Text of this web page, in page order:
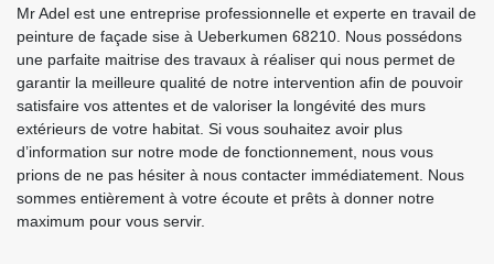
Mr Adel est une entreprise professionnelle et experte en travail de
peinture de façade sise à Ueberkumen 68210. Nous possédons
une parfaite maitrise des travaux à réaliser qui nous permet de
garantir la meilleure qualité de notre intervention afin de pouvoir
satisfaire vos attentes et de valoriser la longévité des murs
extérieurs de votre habitat. Si vous souhaitez avoir plus
d’information sur notre mode de fonctionnement, nous vous
prions de ne pas hésiter à nous contacter immédiatement. Nous
sommes entièrement à votre écoute et prêts à donner notre
maximum pour vous servir.